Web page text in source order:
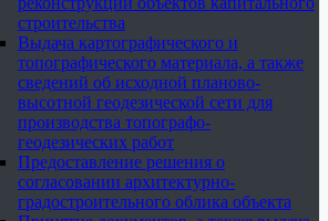
строительства
Выдача картографического и
топографического материала, а также
сведений об исходной планово-
высотной геодезической сети для
производства топографо-
геодезических работ
Предоставление решения о
согласовании архитектурно-
градостроительного облика объекта